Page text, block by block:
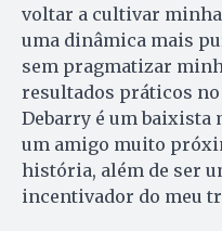
voltar a cultivar
uma dinâmica mais
sem pragmatizar
resultados práticos
Debarry é um baixista
um amigo muito
história, além de ser
incentivador do meu